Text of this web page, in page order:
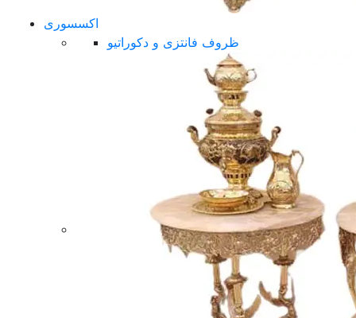
اکسسوری
ظروف فانتزی و دکوراتیو